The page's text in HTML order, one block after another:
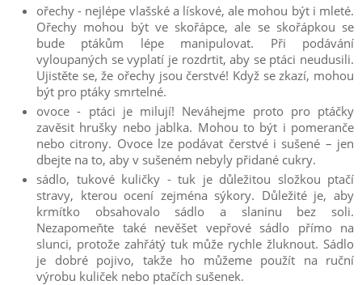
ořechy - nejlépe vlašské a lískové, ale mohou být i mleté.
Ořechy mohou být ve skořápce, ale se skořápkou se
bude ptákům lépe manipulovat. Při podávání
vyloupaných se vyplatí je rozdrtit, aby se ptáci neudusili.
Ujistěte se, že ořechy jsou čerstvé! Když se zkazí, mohou
být pro ptáky smrtelné.
ovoce - ptáci je milují! Neváhejme proto pro ptáčky
zavěsit hrušky nebo jablka. Mohou to být i pomeranče
nebo citrony. Ovoce lze podávat čerstvé i sušené – jen
dbejte na to, aby v sušeném nebyly přidané cukry.
sádlo, tukové kuličky - tuk je důležitou složkou ptačí
stravy, kterou ocení zejména sýkory. Důležité je, aby
krmítko obsahovalo sádlo a slaninu bez soli.
Nezapomeňte také nevěšet vepřové sádlo přímo na
slunci, protože zahřátý tuk může rychle žluknout. Sádlo
je dobré pojivo, takže ho můžeme použít na ruční
výrobu kuliček nebo ptačích sušenek.